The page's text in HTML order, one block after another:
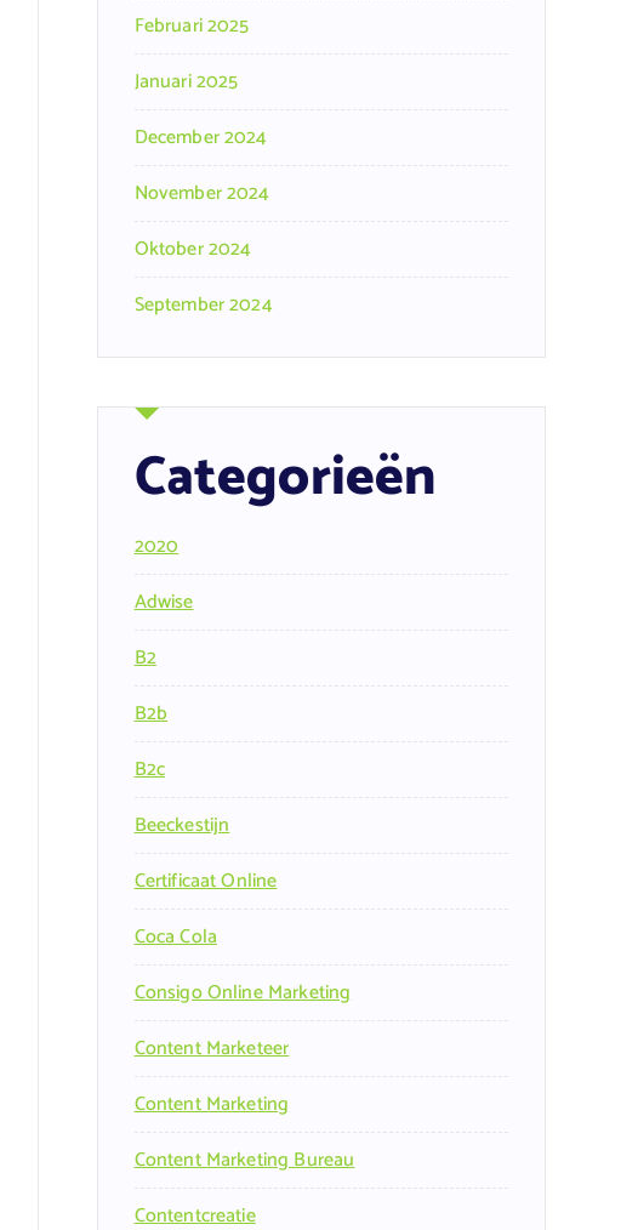
Februari 2025
Januari 2025
December 2024
November 2024
Oktober 2024
September 2024
Categorieën
2020
Adwise
B2
B2b
B2c
Beeckestijn
Certificaat Online
Coca Cola
Consigo Online Marketing
Content Marketeer
Content Marketing
Content Marketing Bureau
Contentcreatie